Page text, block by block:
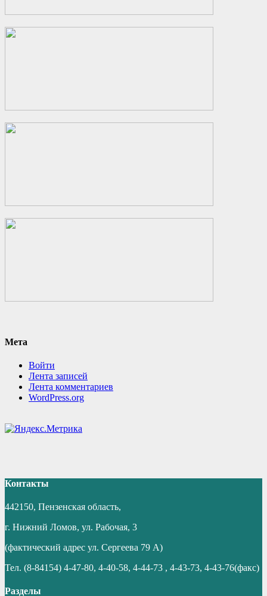
Мета
Войти
Лента записей
Лента комментариев
WordPress.org
Контакты
442150, Пензенская область,
г. Нижний Ломов, ул. Рабочая, 3
(фактический адрес ул. Сергеева 79 А)
Тел. (8-84154) 4-47-80, 4-40-58, 4-44-73 , 4-43-73, 4-43-76(факс)
Разделы